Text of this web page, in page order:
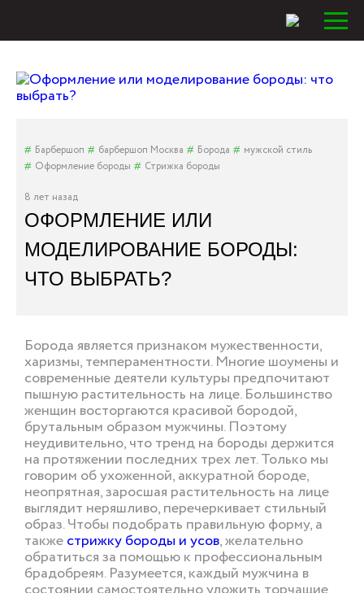
Барбершоп барбершоп Москва Борода
мужской стиль
Оформление бороды
Стрижка бороды
8 лет назад
ОФОРМЛЕНИЕ ИЛИ
МОДЕЛИРОВАНИЕ БОРОДЫ:
ЧТО ВЫБРАТЬ?
Борода является признаком мужественности,
харизмы, темпераментности. Многие шоумены и
современные деятели культуры предпочитают
пышную растительность на лице. Большинство
женщин восторгаются красивой бородой,
брутальным образом мужчины. Поэтому
неудивительно, что тренд на бороды держится
на протяжении последних трех лет. Только мы
говорим об ухоженной, аккуратной бороде,
неопрятная, заросшая растительность на лице
выглядит неряшливо, перечеркивает стильный
образ. Чтобы подобрать правильную форму, а
такжестрижку бороды и усов, желательно
обратиться за помощью к профессиональным
брадобреям. Разумеется, каждый мужчина в